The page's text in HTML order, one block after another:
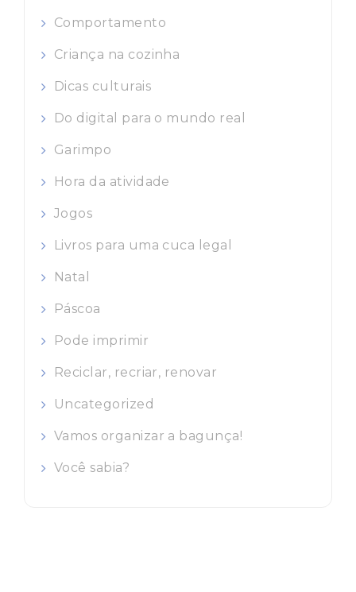
Comportamento
Criança na cozinha
Dicas culturais
Do digital para o mundo real
Garimpo
Hora da atividade
Jogos
Livros para uma cuca legal
Natal
Páscoa
Pode imprimir
Reciclar, recriar, renovar
Uncategorized
Vamos organizar a bagunça!
Você sabia?